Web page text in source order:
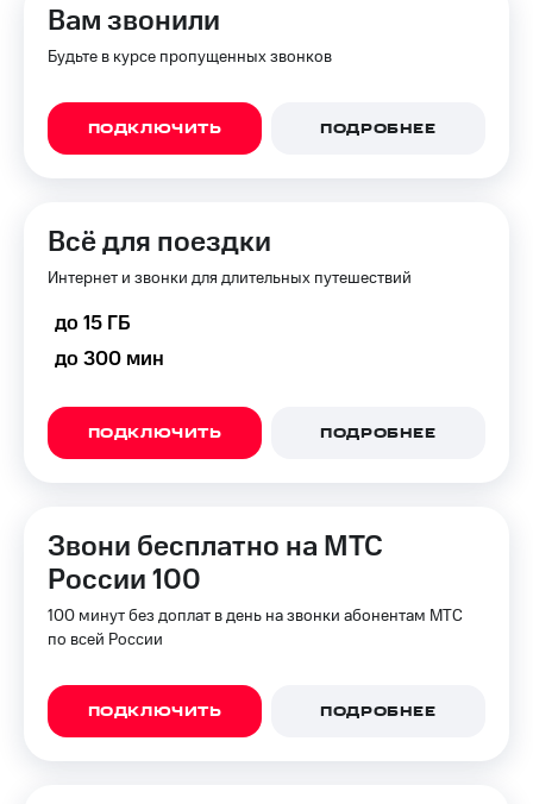
Вам звонили
Будьте в курсе пропущенных звонков
ПОДКЛЮЧИТЬ ПОДРОБНЕЕ
Всё для поездки
Интернет и звонки для длительных путешествий
до 15 ГБ
до 300 мин
ПОДКЛЮЧИТЬ ПОДРОБНЕЕ
Звони бесплатно на МТС
России 100
100 минут без доплат в день на звонки абонентам МТС
по всей России
ПОДКЛЮЧИТЬ ПОДРОБНЕЕ